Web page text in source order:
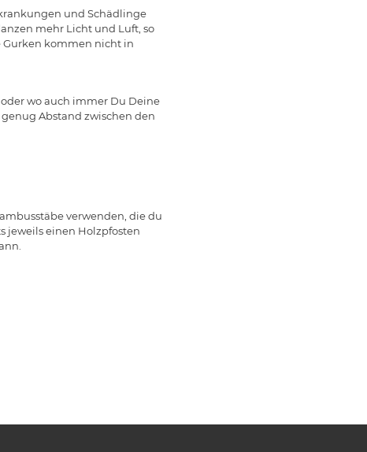
und Schädlinge
mehr Licht und Luft, so
Gurken kommen nicht in
wo auch immer Du Deine
Abstand zwischen den
verwenden, die du
jeweils einen Holzpfosten